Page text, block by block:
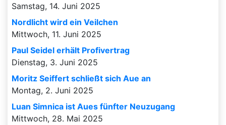
Samstag, 14. Juni 2025
Nordlicht wird ein Veilchen
Mittwoch, 11. Juni 2025
Paul Seidel erhält Profivertrag
Dienstag, 3. Juni 2025
Moritz Seiffert schließt sich Aue an
Montag, 2. Juni 2025
Luan Simnica ist Aues fünfter Neuzugang
Mittwoch, 28. Mai 2025